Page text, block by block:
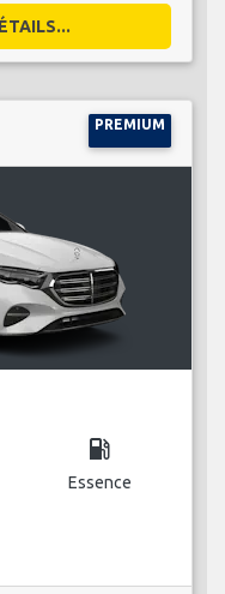
PREMIUM
local_gas_station
Essence